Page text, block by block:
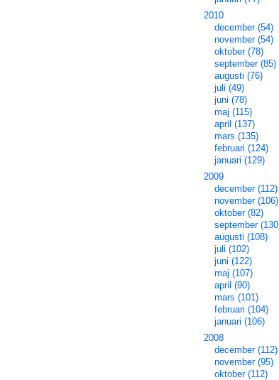
2010
december (54)
november (54)
oktober (78)
september (85)
augusti (76)
juli (49)
juni (78)
maj (115)
april (137)
mars (135)
februari (124)
januari (129)
2009
december (112)
november (106)
oktober (82)
september
augusti (108)
juli (102)
juni (122)
maj (107)
april (90)
mars (101)
februari (104)
januari (106)
2008
december (112)
november (95)
oktober (112)